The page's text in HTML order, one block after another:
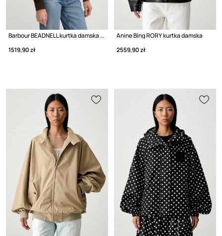
Barbour BEADNELL kurtka damska bawełniana
1519,90 zł
Anine Bing RORY kurtka damska
2559,90 zł